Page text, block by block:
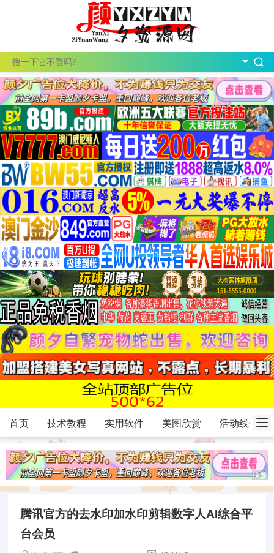
首页 技术教程 实用软件 美图欣赏 活动线报
腾讯官方的去水印加水印剪辑数字人AI综合平
台会员